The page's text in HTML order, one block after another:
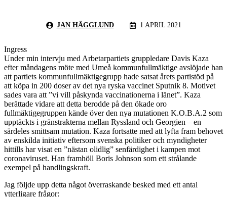
JAN HÄGGLUND 1 APRIL 2021
Ingress
Under min intervju med Arbetarpartiets gruppledare Davis Kaza
efter måndagens möte med Umeå kommunfullmäktige avslöjade han
att partiets kommunfullmäktigegrupp hade satsat årets partistöd på
att köpa in 200 doser av det nya ryska vaccinet Sputnik 8. Motivet
sades vara att ”vi vill påskynda vaccinationerna i länet”. Kaza
berättade vidare att detta berodde på den ökade oro
fullmäktigegruppen kände över den nya mutationen K.O.B.A.2 som
upptäckts i gränstrakterna mellan Ryssland och Georgien – en
särdeles smittsam mutation. Kaza fortsatte med att lyfta fram behovet
av enskilda initiativ eftersom svenska politiker och myndigheter
hittills har visat en ”nästan olidlig” senfärdighet i kampen mot
coronaviruset. Han framhöll Boris Johnson som ett strålande
exempel på handlingskraft.
Jag följde upp detta något överraskande besked med ett antal
ytterligare frågor: